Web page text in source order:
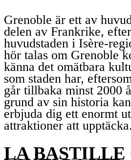
Grenoble är ett av
delen av Frankrike,
huvudstaden i Isère-
hör talas om Grenoble
känna det omätbara
som staden har,
går tillbaka minst 2000
grund av sin historia
erbjuda dig ett enormt
attraktioner att upptäcka.
LA BASTILLE